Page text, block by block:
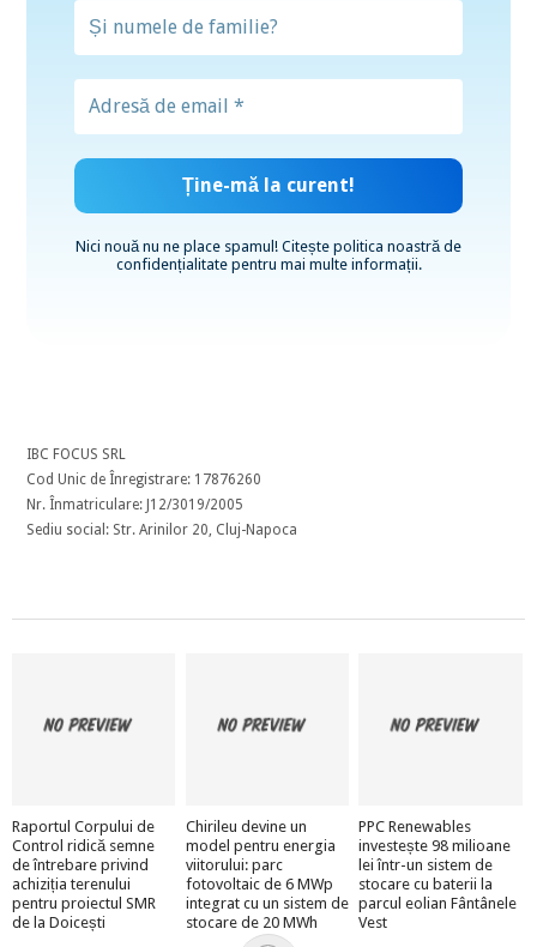
Nici nouă nu ne place spamul! Citește politica noastră de
confidențialitatepentru mai multe informații.
IBC FOCUS SRL
Cod Unic de Înregistrare: 17876260
Nr. Înmatriculare: J12/3019/2005
Sediu social: Str. Arinilor 20, Cluj-Napoca
Raportul Corpului de
Control ridică semne
de întrebare privind
achiziția terenului
pentru proiectul SMR
de la Doicești
Chirileu devine un
model pentru energia
viitorului: parc
fotovoltaic de 6 MWp
integrat cu un sistem de
stocare de 20 MWh
PPC Renewables
investește 98 milioane
lei într-un sistem de
stocare cu baterii la
parcul eolian Fântânele
Vest